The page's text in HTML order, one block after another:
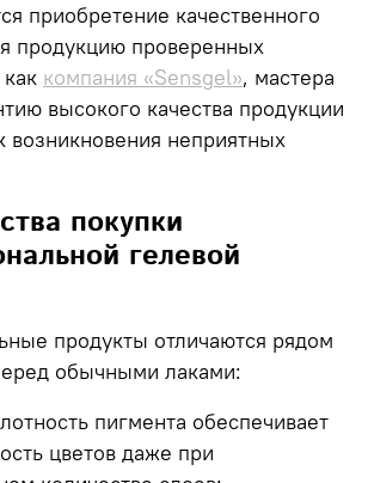
приобретение качественного
продукцию проверенных
компания «Sensgel», мастера
высокого качества продукции
возникновения неприятных
покупки
гелевой
продукты отличаются рядом
обычными лаками:
пигмента обеспечивает
цветов даже при